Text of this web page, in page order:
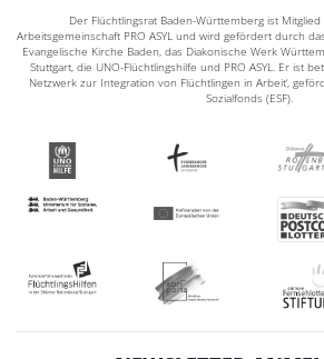
Der Flüchtlingsrat Baden-Württemberg ist
Arbeitsgemeinschaft PRO ASYL und wird gefördert durch
Evangelische Kirche Baden, das Diakonische Werk
Stuttgart, die UNO-Flüchtlingshilfe und PRO ASYL. Er ist
Netzwerk zur Integration von Flüchtlingen in Arbeit‘,
Sozialfonds (ESF).